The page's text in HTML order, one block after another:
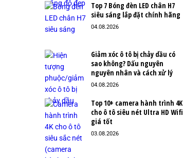
Top 7 Bóng đèn LED chân H7
siêu sáng lắp đặt chính hãng
04.08.2026
Giảm xóc ô tô bị chảy dầu có
sao không? Dấu nguyên
nguyên nhân và cách xử lý
04.08.2026
Top 10+ camera hành trình 4K
cho ô tô siêu nét Ultra HD Wifi
giá tốt
03.08.2026